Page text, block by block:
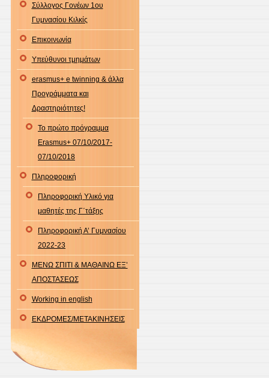
Σύλλογος Γονέων 1ου
Γυμνασίου Κιλκίς
Επικοινωνία
Υπεύθυνοι τμημάτων
erasmus+ e twinning & άλλα
Προγράμματα και
Δραστηριότητες!
Το πρώτο πρόγραμμα
Erasmus+ 07/10/2017-
07/10/2018
Πληροφορική
Πληροφορική Υλικό για
μαθητές της Γ΄τάξης
Πληροφορική Α’ Γυμνασίου
2022-23
ΜΕΝΩ ΣΠΙΤΙ & ΜΑΘΑΙΝΩ ΕΞ’
ΑΠΟΣΤΑΣΕΩΣ
Working in english
ΕΚΔΡΟΜΕΣ/ΜΕΤΑΚΙΝΗΣΕΙΣ